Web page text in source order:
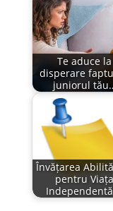
Te aduce la
disperare
juniorul
Învățarea
pentru Viața